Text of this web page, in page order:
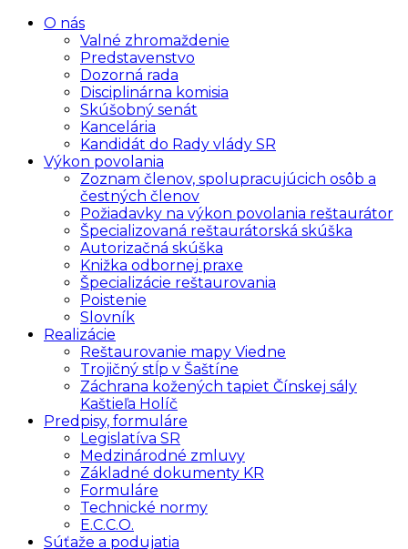
O nás
Valné zhromaždenie
Predstavenstvo
Dozorná rada
Disciplinárna komisia
Skúšobný senát
Kancelária
Kandidát do Rady vlády SR
Výkon povolania
Zoznam členov, spolupracujúcich osôb a
čestných členov
Požiadavky na výkon povolania reštaurátor
Špecializovaná reštaurátorská skúška
Autorizačná skúška
Knižka odbornej praxe
Špecializácie reštaurovania
Poistenie
Slovník
Realizácie
Reštaurovanie mapy Viedne
Trojičný stĺp v Šaštíne
Záchrana kožených tapiet Čínskej sály
Kaštieľa Holíč
Predpisy, formuláre
Legislatíva SR
Medzinárodné zmluvy
Základné dokumenty KR
Formuláre
Technické normy
E.C.C.O.
Súťaže a podujatia